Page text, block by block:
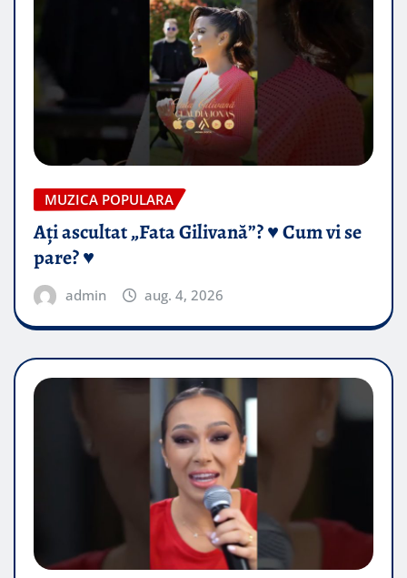
MUZICA POPULARA
Ați ascultat „Fata Gilivană”? ♥️ Cum vi se
pare? ♥️
admin aug. 4, 2026